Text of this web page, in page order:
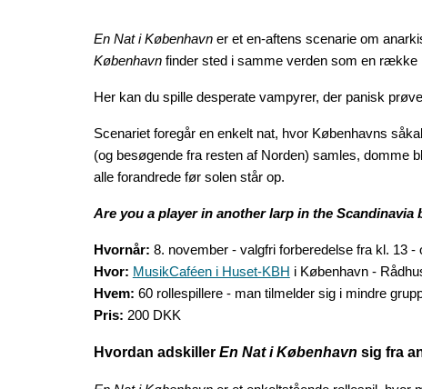
En Nat i Københavner et en-aftens scenarie om
Københavnfinder sted i samme verden som en række
Her kan du spille desperate vampyrer, der panisk
Scenariet foregår en enkelt nat, hvor Københavns
(og besøgende fra resten af Norden) samles, domme
alle forandrede før solen står op.
Are you a player in another larp in the Scandinavia
Hvornår: 8. november - valgfri forberedelse fra kl. 13
Hvor: MusikCaféen i Huset-KBH i København -
Hvem: 60 rollespillere - man tilmelder sig i mindre
Pris: 200 DKK
Hvordan adskiller En Nat i København sig fra